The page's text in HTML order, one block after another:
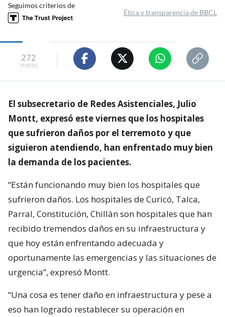
Seguimos criterios de
Ética y transparencia de BBCL
272
visitas
El subsecretario de Redes Asistenciales, Julio
Montt, expresó este viernes que los hospitales
que sufrieron daños por el terremoto y que
siguieron atendiendo, han enfrentado muy bien
la demanda de los pacientes.
“Están funcionando muy bien los hospitales que
sufrieron daños. Los hospitales de Curicó, Talca,
Parral, Constitución, Chillán son hospitales que han
recibido tremendos daños en su infraestructura y
que hoy están enfrentando adecuada y
oportunamente las emergencias y las situaciones de
urgencia”, expresó Montt.
“Una cosa es tener daño en infraestructura y pese a
eso han logrado restablecer su operación en